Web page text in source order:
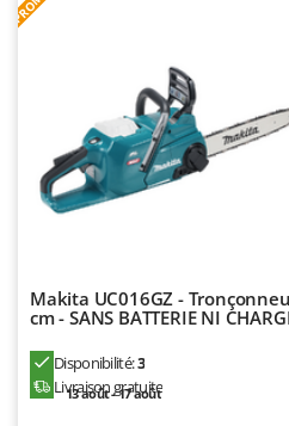
Makita UC016GZ -
cm - SANS BATTERIE NI
Disponibilité:3
Livraison gratuite
13 août - 17 août